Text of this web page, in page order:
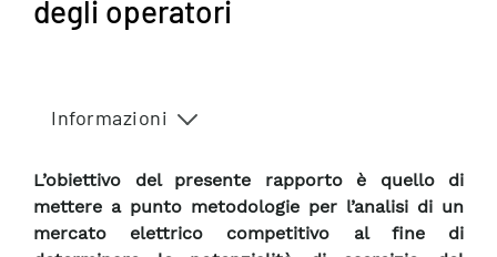
degli operatori
Informazioni
L’obiettivo del presente rapporto è quello di
mettere a punto metodologie per l’analisi di un
mercato elettrico competitivo al fine di